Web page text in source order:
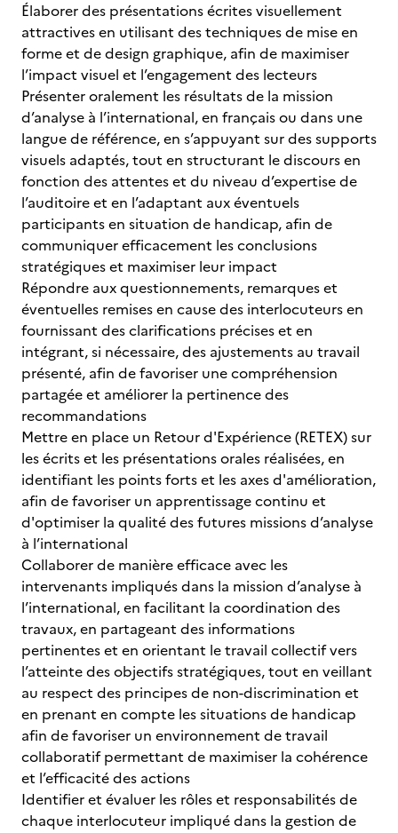
Élaborer des présentations écrites visuellement
attractives en utilisant des techniques de mise en
forme et de design graphique, afin de maximiser
l’impact visuel et l’engagement des lecteurs
Présenter oralement les résultats de la mission
d’analyse à l’international, en français ou dans une
langue de référence, en s’appuyant sur des supports
visuels adaptés, tout en structurant le discours en
fonction des attentes et du niveau d’expertise de
l’auditoire et en l’adaptant aux éventuels
participants en situation de handicap, afin de
communiquer efficacement les conclusions
stratégiques et maximiser leur impact
Répondre aux questionnements, remarques et
éventuelles remises en cause des interlocuteurs en
fournissant des clarifications précises et en
intégrant, si nécessaire, des ajustements au travail
présenté, afin de favoriser une compréhension
partagée et améliorer la pertinence des
recommandations
Mettre en place un Retour d'Expérience (RETEX) sur
les écrits et les présentations orales réalisées, en
identifiant les points forts et les axes d'amélioration,
afin de favoriser un apprentissage continu et
d'optimiser la qualité des futures missions d’analyse
à l’international
Collaborer de manière efficace avec les
intervenants impliqués dans la mission d’analyse à
l’international, en facilitant la coordination des
travaux, en partageant des informations
pertinentes et en orientant le travail collectif vers
l’atteinte des objectifs stratégiques, tout en veillant
au respect des principes de non-discrimination et
en prenant en compte les situations de handicap
afin de favoriser un environnement de travail
collaboratif permettant de maximiser la cohérence
et l’efficacité des actions
Identifier et évaluer les rôles et responsabilités de
chaque interlocuteur impliqué dans la gestion de